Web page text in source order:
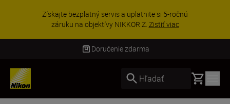
Získajte bezplatný servis a uplatnite si 5-ročnú
záruku na objektívy NIKKOR Z. Zistiť viac
Doručenie zdarma
Hľadať Basket